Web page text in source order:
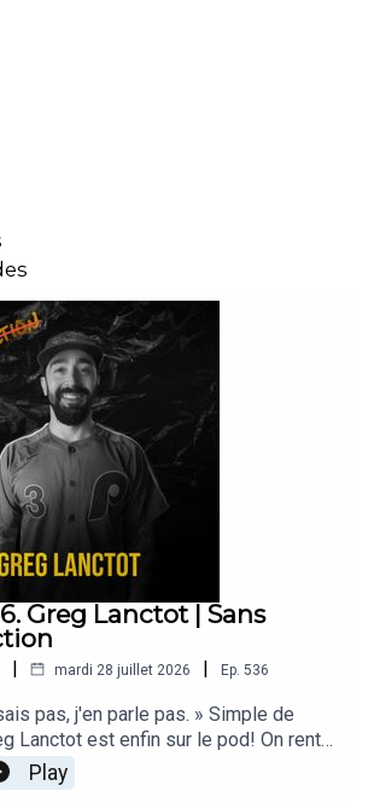
Greg Lanctot | Sans
| mardi 28 juillet 2026 | Ep. 536
pas, j'en parle pas. » Simple de
Lanctot est enfin sur le pod! On rentre
le vif : la fois où son take sur
à Silverstone a fait exploser les
Play